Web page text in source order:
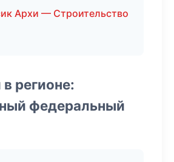
Архи — Строительство
регионе:
федеральный